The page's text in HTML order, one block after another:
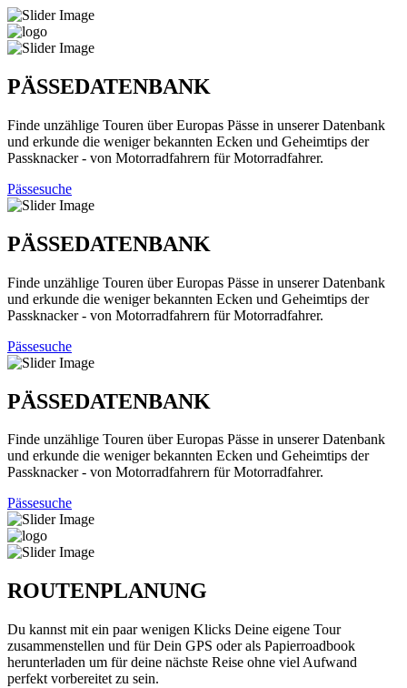
PÄSSEDATENBANK
Finde unzählige Touren über Europas Pässe in unserer Datenbank
und erkunde die weniger bekannten Ecken und Geheimtips der
Passknacker - von Motorradfahrern für Motorradfahrer.
Pässesuche
PÄSSEDATENBANK
Finde unzählige Touren über Europas Pässe in unserer Datenbank
und erkunde die weniger bekannten Ecken und Geheimtips der
Passknacker - von Motorradfahrern für Motorradfahrer.
Pässesuche
PÄSSEDATENBANK
Finde unzählige Touren über Europas Pässe in unserer Datenbank
und erkunde die weniger bekannten Ecken und Geheimtips der
Passknacker - von Motorradfahrern für Motorradfahrer.
Pässesuche
ROUTENPLANUNG
Du kannst mit ein paar wenigen Klicks Deine eigene Tour
zusammenstellen und für Dein GPS oder als Papierroadbook
herunterladen um für deine nächste Reise ohne viel Aufwand
perfekt vorbereitet zu sein.